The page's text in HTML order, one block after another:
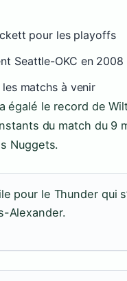
pour les playoffs
Seattle-OKC en 2008
matchs à venir
égalé le record de
du match du 9
Nuggets.
pour le Thunder qui
Alexander.